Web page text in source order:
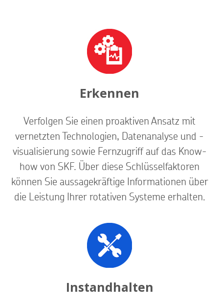
Erkennen
Verfolgen Sie einen proaktiven Ansatz mit
vernetzten Technologien, Datenanalyse und -
visualisierung sowie Fernzugriff auf das Know-
how von SKF. Über diese Schlüsselfaktoren
können Sie aussagekräftige Informationen über
die Leistung Ihrer rotativen Systeme erhalten.
Instandhalten